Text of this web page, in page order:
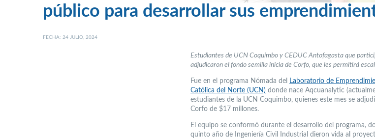
público para desarrollar sus
FECHA: 24 JULIO, 2024
Estudiantes de UCN Coquimbo y CEDUC Antofagasta que
adjudicaron el fondo semilla inicia de Corfo, que les permitirá
Fue en el programa Nómada del Laboratorio de
Católica del Norte (UCN) donde nace Aqcuanalytic
estudiantes de la UCN Coquimbo, quienes este mes se
Corfo de $17 millones.
El equipo se conformó durante el desarrollo del programa,
quinto año de Ingeniería Civil Industrial dieron vida al